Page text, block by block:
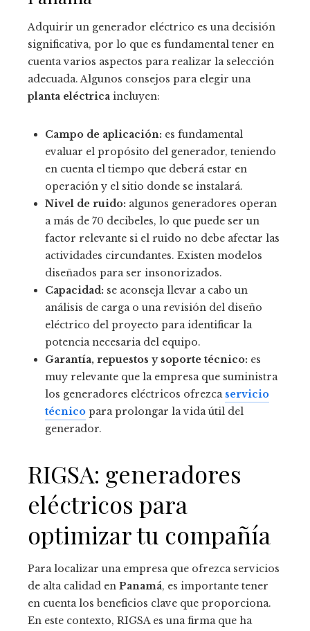
Adquirir un generador eléctrico es una decisión
significativa, por lo que es fundamental tener en
cuenta varios aspectos para realizar la selección
adecuada. Algunos consejos para elegir una
planta eléctrica incluyen:
Campo de aplicación: es fundamental
evaluar el propósito del generador, teniendo
en cuenta el tiempo que deberá estar en
operación y el sitio donde se instalará.
Nivel de ruido: algunos generadores operan
a más de 70 decibeles, lo que puede ser un
factor relevante si el ruido no debe afectar las
actividades circundantes. Existen modelos
diseñados para ser insonorizados.
Capacidad: se aconseja llevar a cabo un
análisis de carga o una revisión del diseño
eléctrico del proyecto para identificar la
potencia necesaria del equipo.
Garantía, repuestos y soporte técnico: es
muy relevante que la empresa que suministra
los generadores eléctricos ofrezca servicio
técnico para prolongar la vida útil del
generador.
RIGSA: generadores
eléctricos para
optimizar tu compañía
Para localizar una empresa que ofrezca servicios
de alta calidad en Panamá, es importante tener
en cuenta los beneficios clave que proporciona.
En este contexto, RIGSA es una firma que ha